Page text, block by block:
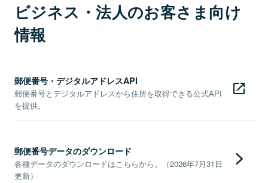
ビジネス・法人のお客さま向け
情報
郵便番号・デジタルアドレスAPI
郵便番号とデジタルアドレスから住所を取得できる公式API
を提供。
郵便番号データのダウンロード
各種データのダウンロードはこちらから。（2026年7月31日
更新）